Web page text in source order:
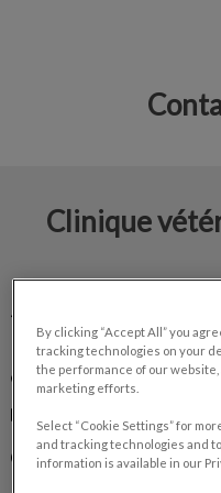
Clinique
Donnacona QC G3M
418-285-0473
info@clindonna.com
Lundi
8
By clicking “Accept All” you
tracking technologies on your
the performance of our
marketing efforts.
Select “Cookie Settings” for
and tracking technologies and
information is available in our